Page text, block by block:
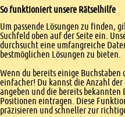
So funktioniert unsere Rätselhilfe
Um passende Lösungen zu finden,
Suchfeld oben auf der Seite ein.
durchsucht eine umfangreiche
bestmöglichen Lösungen zu bieten.
Wenn du bereits einige Buchstaben
einfacher! Du kannst die Anzahl
angeben und die bereits bekannten
Positionen eintragen. Diese
präzisieren und schneller zur